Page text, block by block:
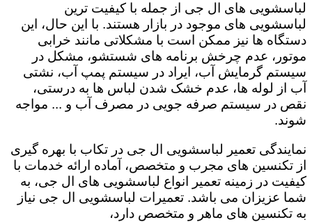
لباسشویی های ال جی از جمله با کیفیت ترین
لباسشویی های موجود در بازار هستند. با این حال، این
دستگاه ها نیز ممکن است با مشکلاتی مانند خرابی
موتور، عدم چرخش برنامه های شستشو، مشکل در
سیستم گرمایش آب، ایراد در سیستم پمپ آب، نشتی
آب از لوله ها، عدم خشک شدن لباس ها به درستی،
نقص در سیستم صرفه جویی در مصرف آب و ... مواجه
شوند.
نمایندگی تعمیر لباسشویی ال جی در تکاب با بهره گیری
از تکنسین های مجرب و متخصص، آماده ارائه خدمات با
کیفیت در زمینه تعمیر انواع لباسشویی های ال جی، به
شما عزیزان می باشد. تعمیرات لباسشویی ال جی نیاز
به تکنسین های ماهر و متخصص دارد،